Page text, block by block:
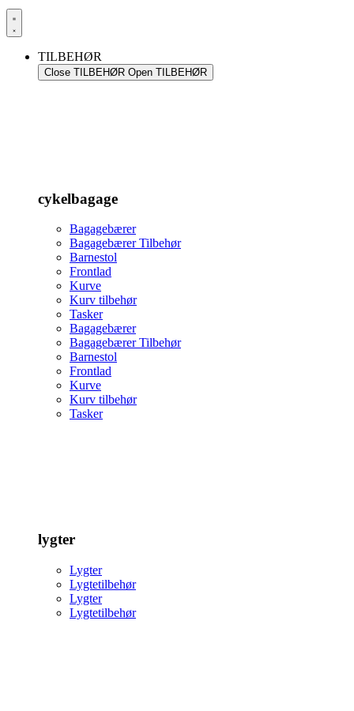
TILBEHØR
Close TILBEHØR Open TILBEHØR
cykelbagage
Bagagebærer
Bagagebærer Tilbehør
Barnestol
Frontlad
Kurve
Kurv tilbehør
Tasker
Bagagebærer
Bagagebærer Tilbehør
Barnestol
Frontlad
Kurve
Kurv tilbehør
Tasker
lygter
Lygter
Lygtetilbehør
Lygter
Lygtetilbehør